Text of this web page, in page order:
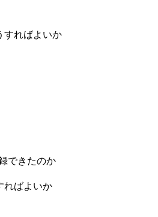
すればよいか
できたのか
ればよいか